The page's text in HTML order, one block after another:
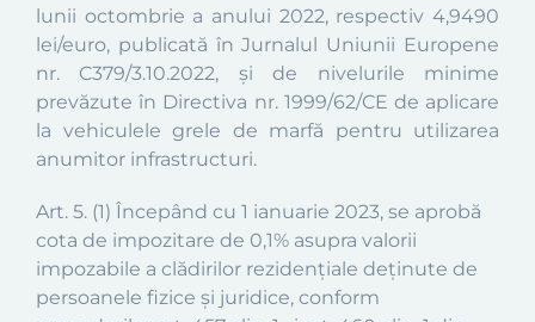
lunii octombrie a anului 2022, respectiv 4,9490
lei/euro, publicată în Jurnalul Uniunii Europene
nr. C379/3.10.2022, și de nivelurile minime
prevăzute în Directiva nr. 1999/62/CE de aplicare
la vehiculele grele de marfă pentru utilizarea
anumitor infrastructuri.
Art. 5. (1) Începând cu 1 ianuarie 2023, se aprobă
cota de impozitare de 0,1% asupra valorii
impozabile a clădirilor rezidențiale deținute de
persoanele fizice și juridice, conform